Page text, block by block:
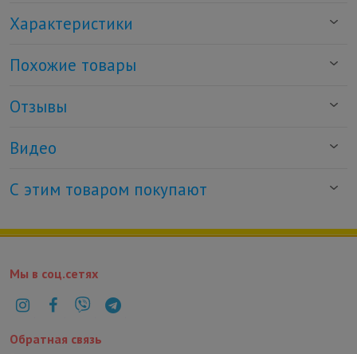
Характеристики
Похожие товары
Отзывы
Видео
С этим товаром покупают
Мы в соц.сетях
Обратная связь